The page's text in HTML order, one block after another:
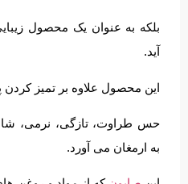
بلکه به عنوان یک محصول
آید.
این محصول علاوه بر تمیز
حس طراوت، تازگی، نرمی،
به ارمغان می آورد.